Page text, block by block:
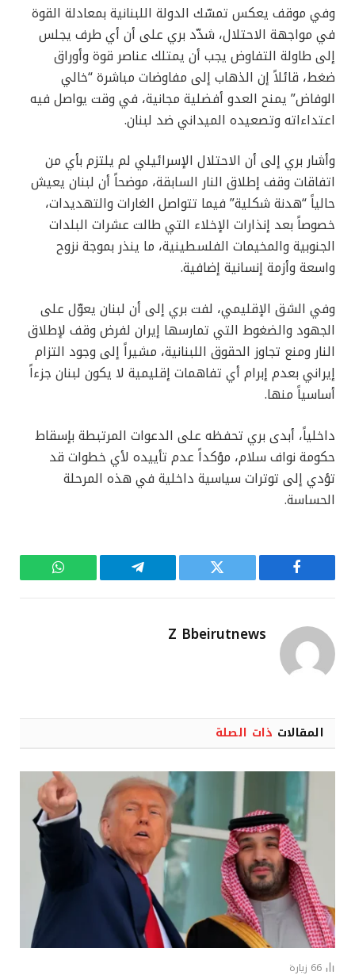
وفي موقف يعكس تمسّك الدولة اللبنانية بمعادلة القوة
في مواجهة الاحتلال، شدّد بري على أن أي طرف يجلس
إلى طاولة التفاوض يجب أن يمتلك عناصر قوة وأوراق
ضغط، قائلاً إن الذهاب إلى مفاوضات مباشرة “خالي
الوفاض” يمنح العدو أفضلية مجانية، في وقت يواصل فيه
اعتداءاته وتصعيده الميداني ضد لبنان.
وأشار بري إلى أن الاحتلال الإسرائيلي لم يلتزم بأي من
اتفاقات وقف إطلاق النار السابقة، موضحاً أن لبنان يعيش
حالياً “هدنة شكلية” فيما تتواصل الغارات والتهديدات،
خصوصاً بعد إنذارات الإخلاء التي طالت عشرات البلدات
الجنوبية والمخيمات الفلسطينية، ما ينذر بموجة نزوح
واسعة وأزمة إنسانية إضافية.
وفي الشق الإقليمي، لفت بري إلى أن لبنان يعوّل على
الجهود والضغوط التي تمارسها إيران لفرض وقف لإطلاق
النار ومنع تجاوز الحقوق اللبنانية، مشيراً إلى وجود التزام
إيراني بعدم إبرام أي تفاهمات إقليمية لا يكون لبنان جزءاً
أساسياً منها.
داخلياً، أبدى بري تحفظه على الدعوات المرتبطة بإسقاط
حكومة نواف سلام، مؤكداً عدم تأييده لأي خطوات قد
تؤدي إلى توترات سياسية داخلية في هذه المرحلة
الحساسة.
فيسبوك تويتر تيلقرام واتساب
Z Bbeirutnews
المقالات ذات الصلة
66 زيارة